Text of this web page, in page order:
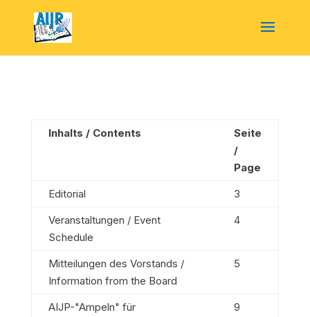
Inhalts / Contents
Seite
/
Page
Editorial
3
Veranstaltungen / Event
Schedule
4
Mitteilungen des Vorstands /
Information from the Board
5
AIJP-"Ampeln" für
9